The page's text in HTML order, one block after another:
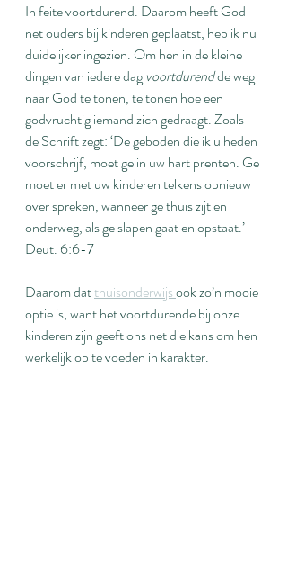
In feite voortdurend. Daarom heeft God
net ouders bij kinderen geplaatst, heb ik nu
duidelijker ingezien. Om hen in de kleine
dingen van iedere dag voortdurend de weg
naar God te tonen, te tonen hoe een
godvruchtig iemand zich gedraagt. Zoals
de Schrift zegt: ‘De geboden die ik u heden
voorschrijf, moet ge in uw hart prenten. Ge
moet er met uw kinderen telkens opnieuw
over spreken, wanneer ge thuis zijt en
onderweg, als ge slapen gaat en opstaat.’
Deut. 6:6-7
Daarom dat thuisonderwijs ook zo’n mooie
optie is, want het voortdurende bij onze
kinderen zijn geeft ons net die kans om hen
werkelijk op te voeden in karakter.